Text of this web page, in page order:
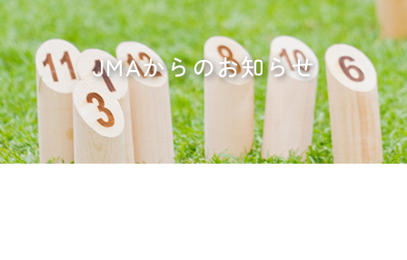
JMAからのお知らせ